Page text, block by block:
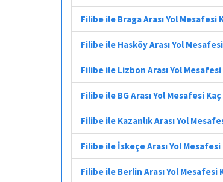
Filibe ile Braga Arası Yol Mesafesi
Filibe ile Hasköy Arası Yol
Filibe ile Lizbon Arası Yol
Filibe ile BG Arası Yol Mesafesi
Filibe ile Kazanlık Arası Yol
Filibe ile İskeçe Arası Yol
Filibe ile Berlin Arası Yol Mesafesi